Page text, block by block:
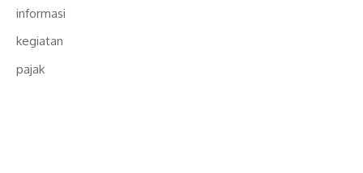
informasi
kegiatan
pajak